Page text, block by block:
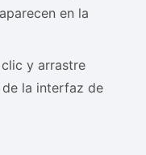
en la
y arrastre
la interfaz de